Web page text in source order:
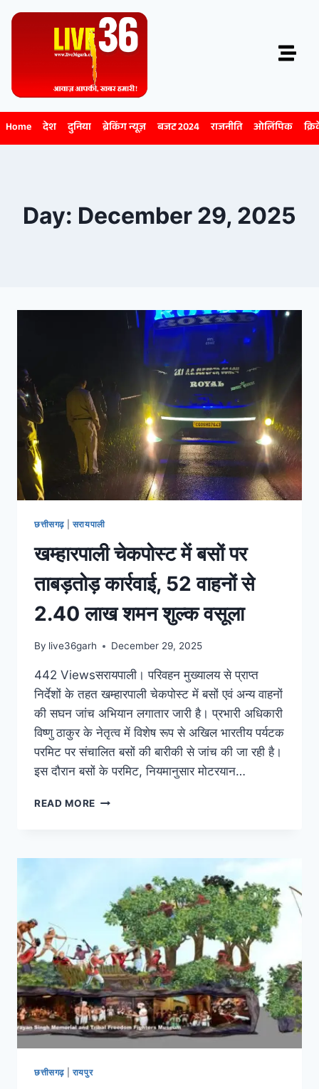
Home देश दुनिया ब्रेकिंग न्यूज़ बजट 2024 राजनीति ओलिंपिक
Day: December 29, 2025
छत्तीसगढ़| सरायपाली
खम्हारपाली चेकपोस्ट में बसों पर
ताबड़तोड़ कार्रवाई, 52 वाहनों से
2.40 लाख शमन शुल्क वसूला
By live36garh December 29, 2025
442 Viewsसरायपाली। परिवहन मुख्यालय से प्राप्त
निर्देशों के तहत खम्हारपाली चेकपोस्ट में बसों एवं अन्य वाहनों
की सघन जांच अभियान लगातार जारी है। प्रभारी अधिकारी
विष्णु ठाकुर के नेतृत्व में विशेष रूप से अखिल भारतीय पर्यटक
परमिट पर संचालित बसों की बारीकी से जांच की जा रही है।
इस दौरान बसों के परमिट, नियमानुसार मोटरयान…
READ MORE
छत्तीसगढ़| रायपुर